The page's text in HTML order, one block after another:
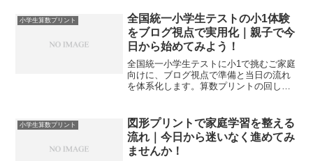
小学生算数プリント
全国統一小学生テストの小1体験
をブログ視点で実用化｜親子で今
日から始めてみよう！
全国統一小学生テストに小1で挑むご家庭
向けに、ブログ視点で準備と当日の流れ
を体系化します。算数プリントの回し方
小学生算数プリント
図形プリントで家庭学習を整える
流れ｜今日から迷いなく進めてみ
ませんか！